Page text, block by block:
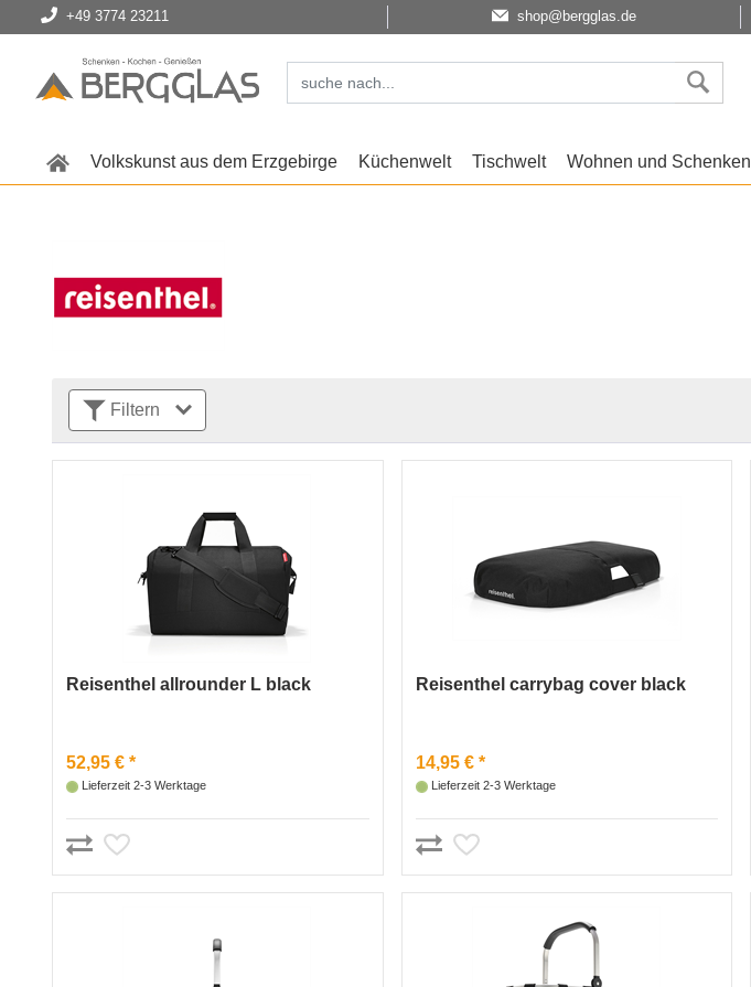
+49 3774 23211 shop@bergglas.de
Volkskunst aus dem Erzgebirge Küchenwelt Tischwelt Wohnen und Schenken
Filtern
Reisenthel allrounder L black
52,95 € *
Lieferzeit 2-3 Werktage
Reisenthel carrybag cover black
14,95 € *
Lieferzeit 2-3 Werktage